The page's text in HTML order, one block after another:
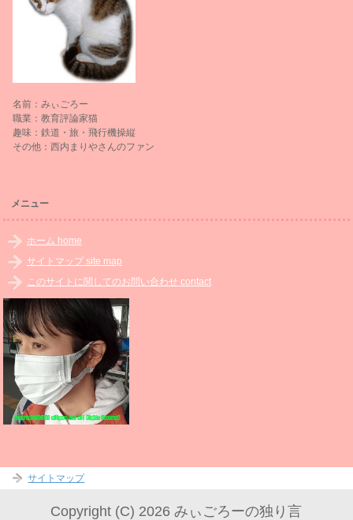
名前：みぃごろー
職業：教育評論家猫
趣味：鉄道・旅・飛行機操縦
その他：西内まりやさんのファン
メニュー
ホーム home
サイトマップ site map
このサイトに関してのお問い合わせ contact
サイトマップ
Copyright (C) 2026 みぃごろーの独り言